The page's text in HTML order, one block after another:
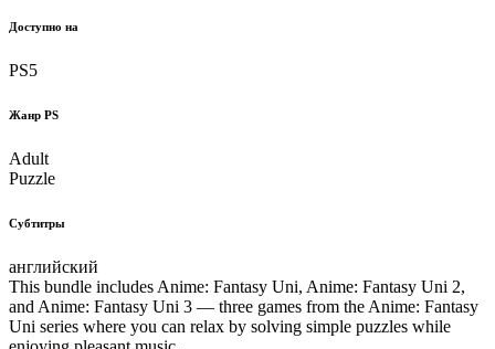
Доступно на
PS5
Жанр PS
Adult
Puzzle
Субтитры
английский
This bundle includes Anime: Fantasy Uni, Anime: Fantasy Uni 2,
and Anime: Fantasy Uni 3 — three games from the Anime: Fantasy
Uni series where you can relax by solving simple puzzles while